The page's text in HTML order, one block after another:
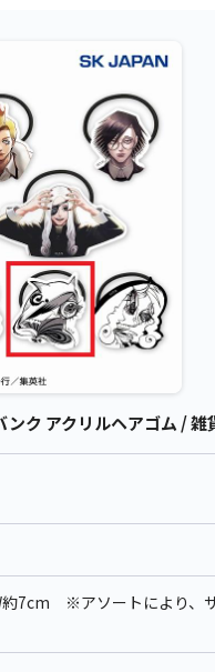
ク アクリルヘアゴム /
7cm ※アソートにより、サ